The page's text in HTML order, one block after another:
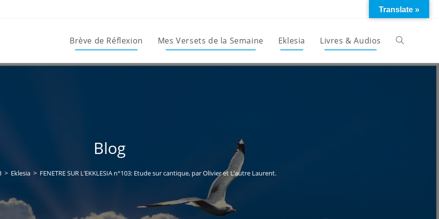
Brève de Réflexion Mes Versets de la Semaine Eklesia Livres & Audios Toggle
Blog
> Eklesia > FENETRE SUR L’EKKLESIA n°103: Etude sur cantique, par Olivier et L’autre Laurent.
Translate »